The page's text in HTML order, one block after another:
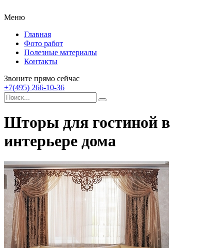
Меню
Главная
Фото работ
Полезные материалы
Контакты
Звоните прямо сейчас
+7(495) 266-10-36
Шторы для гостиной в
интерьере дома